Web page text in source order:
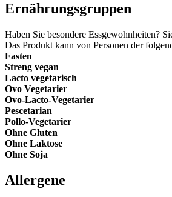
Ernährungsgruppen
Haben Sie besondere Essgewohnheiten?
Das Produkt kann von Personen der
Fasten
Streng vegan
Lacto vegetarisch
Ovo Vegetarier
Ovo-Lacto-Vegetarier
Pescetarian
Pollo-Vegetarier
Ohne Gluten
Ohne Laktose
Ohne Soja
Allergene